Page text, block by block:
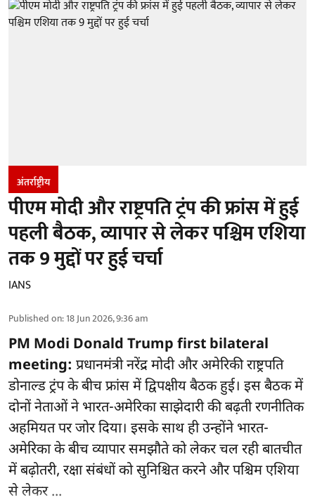
अंतर्राष्ट्रीय
पीएम मोदी और राष्ट्रपति ट्रंप की फ्रांस में हुई
पहली बैठक, व्यापार से लेकर पश्चिम एशिया
तक 9 मुद्दों पर हुई चर्चा
IANS
Published on:18 Jun 2026, 9:36 am
PM Modi Donald Trump first bilateral
meeting: प्रधानमंत्री नरेंद्र मोदी और अमेरिकी राष्ट्रपति
डोनाल्ड ट्रंप के बीच फ्रांस में द्विपक्षीय बैठक हुई। इस बैठक में
दोनों नेताओं ने भारत-अमेरिका साझेदारी की बढ़ती रणनीतिक
अहमियत पर जोर दिया। इसके साथ ही उन्होंने भारत-
अमेरिका के बीच व्यापार समझौते को लेकर चल रही बातचीत
में बढ़ोतरी, रक्षा संबंधों को सुनिश्चित करने और पश्चिम एशिया
से लेकर ...